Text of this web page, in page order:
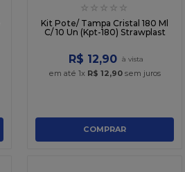
☆ ☆ ☆ ☆ ☆
Kit Pote/ Tampa Cristal 180 Ml
C/ 10 Un (Kpt-180) Strawplast
R$ 12,90
em até 1x R$ 12,90 sem juros
COMPRAR